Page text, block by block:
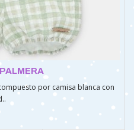
por camisa blanca con